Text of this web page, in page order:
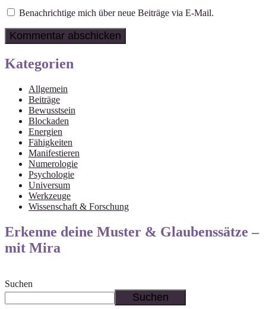
Benachrichtige mich über neue Beiträge via E-Mail.
Kategorien
Allgemein
Beiträge
Bewusstsein
Blockaden
Energien
Fähigkeiten
Manifestieren
Numerologie
Psychologie
Universum
Werkzeuge
Wissenschaft & Forschung
Erkenne deine Muster & Glaubenssätze –
mit Mira
Suchen
Suchen